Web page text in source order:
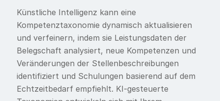
Künstliche Intelligenz kann eine
Kompetenztaxonomie dynamisch aktualisieren
und verfeinern, indem sie Leistungsdaten der
Belegschaft analysiert, neue Kompetenzen und
Veränderungen der Stellenbeschreibungen
identifiziert und Schulungen basierend auf dem
Echtzeitbedarf empfiehlt. KI-gesteuerte